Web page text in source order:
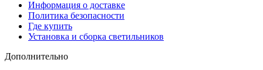
Информация о доставке
Политика безопасности
Где купить
Установка и сборка светильников
Дополнительно